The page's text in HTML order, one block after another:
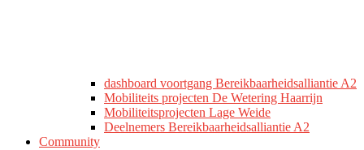
dashboard voortgang Bereikbaarheidsalliantie A2
Mobiliteits projecten De Wetering Haarrijn
Mobiliteitsprojecten Lage Weide
Deelnemers Bereikbaarheidsalliantie A2
Community